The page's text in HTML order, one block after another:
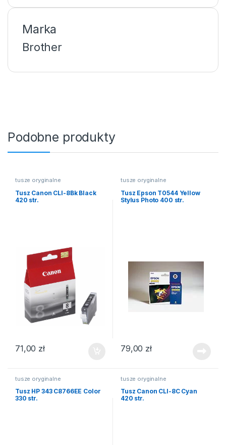
Marka
Brother
Podobne produkty
tusze oryginalne
Tusz Canon CLI-8Bk Black
420 str.
71,00 zł
tusze oryginalne
Tusz Epson T0544 Yellow
Stylus Photo 400 str.
79,00 zł
tusze oryginalne
Tusz HP 343 C8766EE Color
330 str.
tusze oryginalne
Tusz Canon CLI-8C Cyan
420 str.